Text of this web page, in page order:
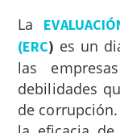
La
(ERC) es un
las
debilidades
de